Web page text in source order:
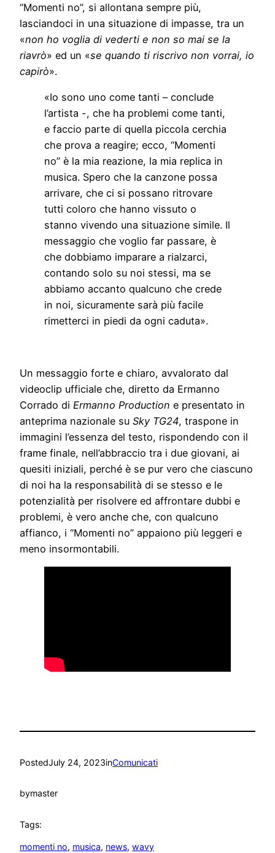
“Momenti no”, si allontana sempre più,
lasciandoci in una situazione di impasse, tra un
«non ho voglia di vederti e non so mai se la
riavrò» ed un «se quando ti riscrivo non vorrai, io
capirò».
«Io sono uno come tanti – conclude
l’artista -, che ha problemi come tanti,
e faccio parte di quella piccola cerchia
che prova a reagire; ecco, “Momenti
no” è la mia reazione, la mia replica in
musica. Spero che la canzone possa
arrivare, che ci si possano ritrovare
tutti coloro che hanno vissuto o
stanno vivendo una situazione simile. Il
messaggio che voglio far passare, è
che dobbiamo imparare a rialzarci,
contando solo su noi stessi, ma se
abbiamo accanto qualcuno che crede
in noi, sicuramente sarà più facile
rimetterci in piedi da ogni caduta».
Un messaggio forte e chiaro, avvalorato dal
videoclip ufficiale che, diretto da Ermanno
Corrado di Ermanno Production e presentato in
anteprima nazionale su Sky TG24, traspone in
immagini l’essenza del testo, rispondendo con il
frame finale, nell’abbraccio tra i due giovani, ai
quesiti iniziali, perché è se pur vero che ciascuno
di noi ha la responsabilità di se stesso e le
potenzialità per risolvere ed affrontare dubbi e
problemi, è vero anche che, con qualcuno
affianco, i “Momenti no” appaiono più leggeri e
meno insormontabili.
PostedJuly 24, 2023inComunicati
bymaster
Tags:
momenti no, musica, news, wavy